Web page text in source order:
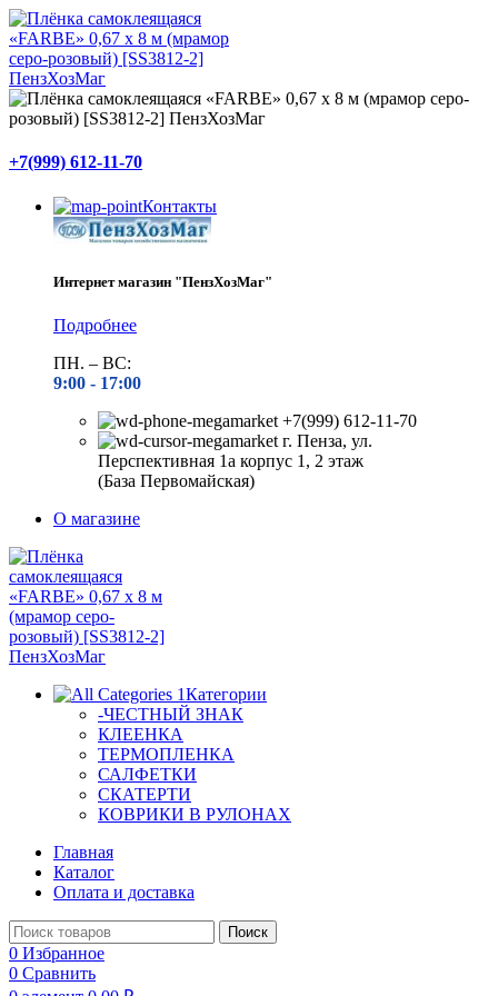
+7(999) 612-11-70
Контакты
Интернет магазин "ПензХозМаг"
Подробнее
ПН. – ВС:
9:00 - 17:00
+7(999) 612-11-70
г. Пенза, ул.
Перспективная 1а корпус 1, 2 этаж
(База Первомайская)
О магазине
Категории
-ЧЕСТНЫЙ ЗНАК
КЛЕЕНКА
ТЕРМОПЛЕНКА
САЛФЕТКИ
СКАТЕРТИ
КОВРИКИ В РУЛОНАХ
Главная
Каталог
Оплата и доставка
Поиск
0 Избранное
0 Сравнить